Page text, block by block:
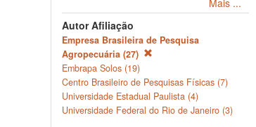
Mais ...
Autor Afiliação
Empresa Brasileira de Pesquisa
Agropecuária (27)
Embrapa Solos (19)
Centro Brasileiro de Pesquisas Físicas (7)
Universidade Estadual Paulista (4)
Universidade Federal do Rio de Janeiro (3)